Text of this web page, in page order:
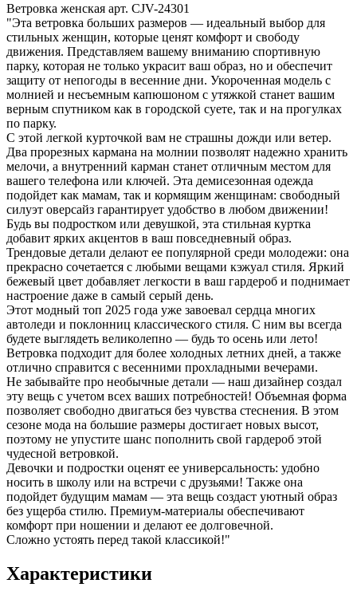
Ветровка женская арт. CJV-24301
"Эта ветровка больших размеров — идеальный выбор для
стильных женщин, которые ценят комфорт и свободу
движения. Представляем вашему вниманию спортивную
парку, которая не только украсит ваш образ, но и обеспечит
защиту от непогоды в весенние дни. Укороченная модель с
молнией и несъемным капюшоном с утяжкой станет вашим
верным спутником как в городской суете, так и на прогулках
по парку.
С этой легкой курточкой вам не страшны дожди или ветер.
Два прорезных кармана на молнии позволят надежно хранить
мелочи, а внутренний карман станет отличным местом для
вашего телефона или ключей. Эта демисезонная одежда
подойдет как мамам, так и кормящим женщинам: свободный
силуэт оверсайз гарантирует удобство в любом движении!
Будь вы подростком или девушкой, эта стильная куртка
добавит ярких акцентов в ваш повседневный образ.
Трендовые детали делают ее популярной среди молодежи: она
прекрасно сочетается с любыми вещами кэжуал стиля. Яркий
бежевый цвет добавляет легкости в ваш гардероб и поднимает
настроение даже в самый серый день.
Этот модный топ 2025 года уже завоевал сердца многих
автоледи и поклонниц классического стиля. С ним вы всегда
будете выглядеть великолепно — будь то осень или лето!
Ветровка подходит для более холодных летних дней, а также
отлично справится с весенними прохладными вечерами.
Не забывайте про необычные детали — наш дизайнер создал
эту вещь с учетом всех ваших потребностей! Объемная форма
позволяет свободно двигаться без чувства стеснения. В этом
сезоне мода на большие размеры достигает новых высот,
поэтому не упустите шанс пополнить свой гардероб этой
чудесной ветровкой.
Девочки и подростки оценят ее универсальность: удобно
носить в школу или на встречи с друзьями! Также она
подойдет будущим мамам — эта вещь создаст уютный образ
без ущерба стилю. Премиум-материалы обеспечивают
комфорт при ношении и делают ее долговечной.
Сложно устоять перед такой классикой!"
Характеристики